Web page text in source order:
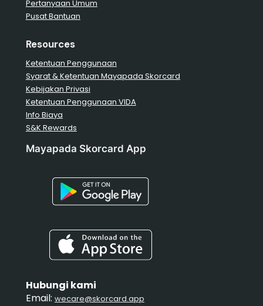
Pertanyaan Umum
Pusat Bantuan
Resources
Ketentuan Penggunaan
Syarat & Ketentuan Mayapada Skorcard
Kebijakan Privasi
Ketentuan Penggunaan VIDA
Info Biaya
S&K Rewards
Mayapada Skorcard App
Hubungi kami
Email: wecare@skorcard.app